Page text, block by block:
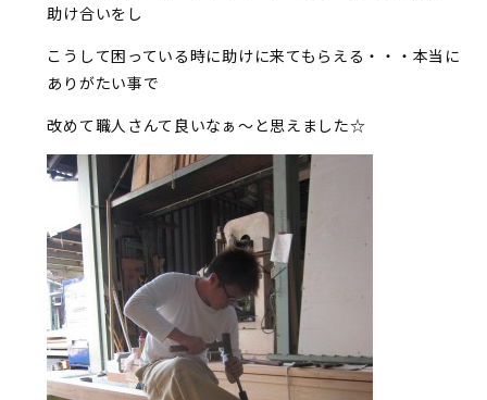
助け合いをし
こうして困っている時に助けに来てもらえる・・・本当に
ありがたい事で
改めて職人さんて良いなぁ～と思えました☆